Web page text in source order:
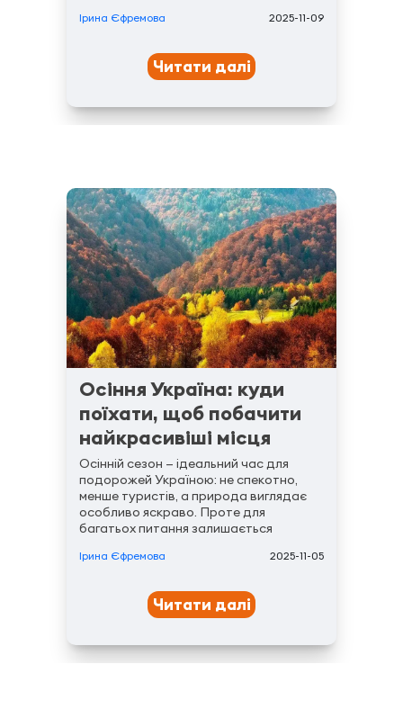
розповімо про топ курорти Мальдів,
відпочинку, з урахуванням...
Ірина Єфремова 2025-11-09
Читати далі
Осіння Україна: куди
поїхати, щоб побачити
найкрасивіші місця
Осінній сезон — ідеальний час для
подорожей Україною: не спекотно,
менше туристів, а природа виглядає
особливо яскраво. Проте для
багатьох питання залишається
побувати і як краще організувати
доступно? Сервіс оренди ...
Ірина Єфремова 2025-11-05
Читати далі